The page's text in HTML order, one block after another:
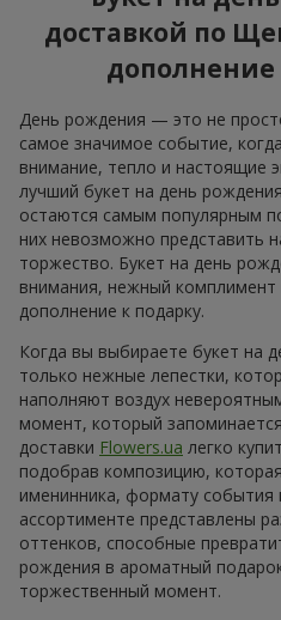
Удиви любимую!
8 513 грн
Заказать
Корзина альстромерий
"Акварель"
3 528 грн